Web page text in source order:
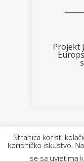
Projekt
Designed
Stranica koristi
korisničko iskustvo.
se sa uvjetima